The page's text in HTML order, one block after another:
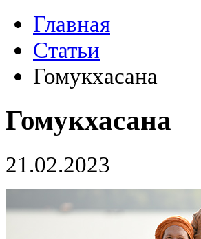
Главная
Статьи
Гомукхасана
Гомукхасана
21.02.2023